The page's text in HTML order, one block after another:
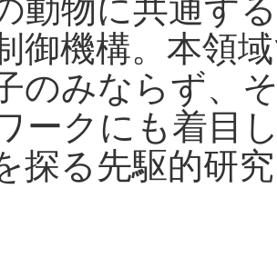
動物に共通す
御機構。本領
のみならず、
ークにも着目
探る先駆的研